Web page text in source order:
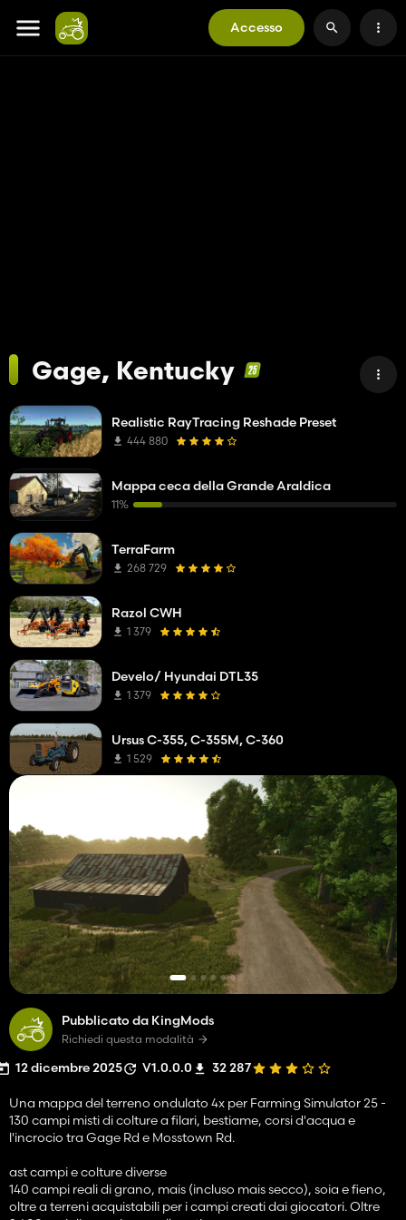
Accesso
Gage, Kentucky
Pubblicato da KingMods
Richiedi questa modalità
12 dicembre 2025 V1.0.0.0 32 287
Una mappa del terreno ondulato 4x per Farming Simulator 25 -
130 campi misti di colture a filari, bestiame, corsi d'acqua e
l'incrocio tra Gage Rd e Mosstown Rd.
ast campi e colture diverse
140 campi reali di grano, mais (incluso mais secco), soia e fieno,
oltre a terreni acquistabili per i campi creati dai giocatori. Oltre
Realistic RayTracing Reshade Preset
444 880
Mappa ceca della Grande Araldica
11%
TerraFarm
268 729
Razol CWH
1 379
Develo/ Hyundai DTL35
1 379
Ursus C-355, C-355M, C-360
1 529